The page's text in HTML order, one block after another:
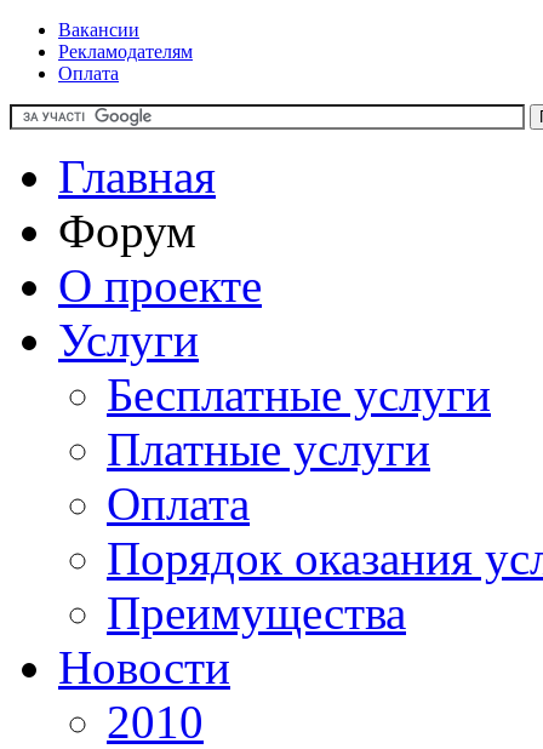
Вакансии
Рекламодателям
Оплата
Главная
Форум
О проекте
Услуги
Бесплатные услуги
Платные услуги
Оплата
Порядок оказания
Преимущества
Новости
2010